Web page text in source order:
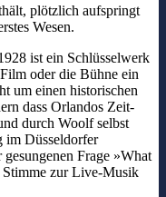
plötzlich aufspringt
Wesen.
ist ein Schlüsselwerk
oder die Bühne ein
um einen historischen
dass Orlandos Zeit-
durch Woolf selbst
im Düsseldorfer
Frage »What
Stimme zur Live-Musik